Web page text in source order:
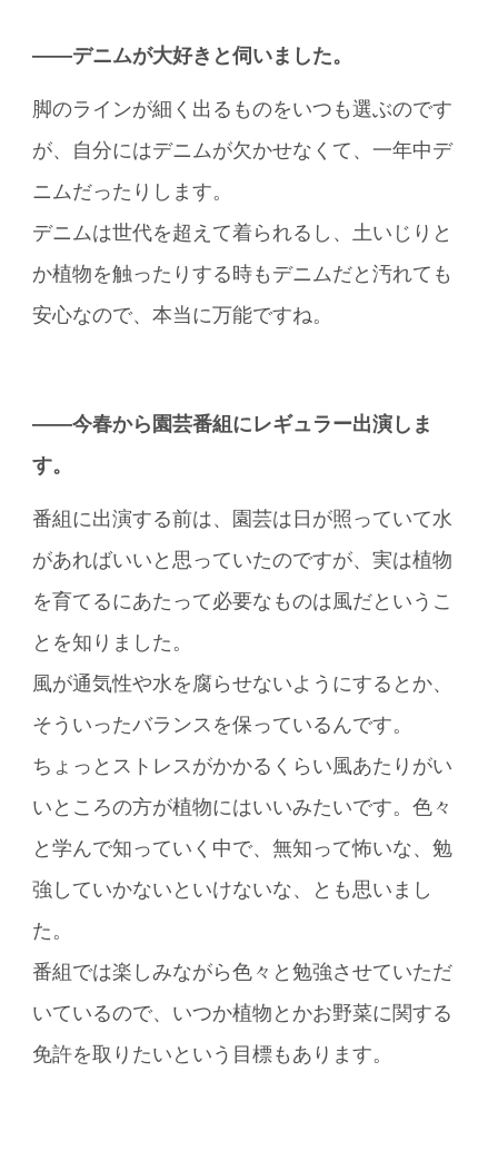
――デニムが大好きと伺いました。
脚のラインが細く出るものをいつも選ぶのです
が、自分にはデニムが欠かせなくて、一年中デ
ニムだったりします。
デニムは世代を超えて着られるし、土いじりと
か植物を触ったりする時もデニムだと汚れても
安心なので、本当に万能ですね。
――今春から園芸番組にレギュラー出演しま
す。
番組に出演する前は、園芸は日が照っていて水
があればいいと思っていたのですが、実は植物
を育てるにあたって必要なものは風だというこ
とを知りました。
風が通気性や水を腐らせないようにするとか、
そういったバランスを保っているんです。
ちょっとストレスがかかるくらい風あたりがい
いところの方が植物にはいいみたいです。色々
と学んで知っていく中で、無知って怖いな、勉
強していかないといけないな、とも思いまし
た。
番組では楽しみながら色々と勉強させていただ
いているので、いつか植物とかお野菜に関する
免許を取りたいという目標もあります。